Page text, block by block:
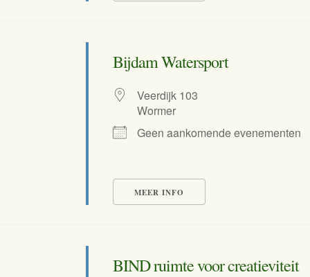
Bijdam Watersport
Veerdijk 103
Wormer
Geen aankomende evenementen
MEER INFO
BIND ruimte voor creatieviteit